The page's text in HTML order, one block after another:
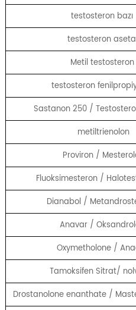
testosteron bazı
testosteron
Metil testosteron
testosteron
Sastanon 250 /
metiltrienolon
Proviron /
Fluoksimesteron /
Dianabol /
Anavar /
Oxymetholone /
Tamoksifen Sitrat/
Drostanolone enanthate /